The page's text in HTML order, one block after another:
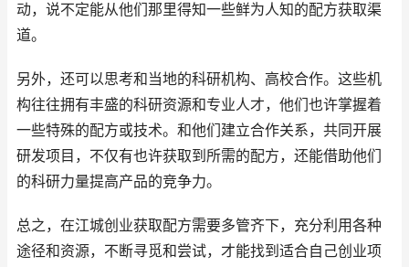
动，说不定能从他们那里得知一些鲜为人知的配方获取渠
道。
另外，还可以思考和当地的科研机构、高校合作。这些机
构往往拥有丰盛的科研资源和专业人才，他们也许掌握着
一些特殊的配方或技术。和他们建立合作关系，共同开展
研发项目，不仅有也许获取到所需的配方，还能借助他们
的科研力量提高产品的竞争力。
总之，在江城创业获取配方需要多管齐下，充分利用各种
途径和资源，不断寻觅和尝试，才能找到适合自己创业项